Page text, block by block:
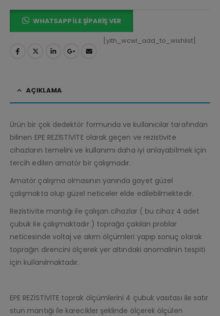
WHATSAPP İLE ŞIPARIŞ VER
[yith_wcwl_add_to_wishlist]
AÇIKLAMA
Ürün bir çok dedektör formunda ve kullanıcılar tarafından
bilinen EPE REZİSTİVİTE olarak geçen ve rezistivite
cihazların temelini ve kullanımı daha iyi anlayabilmek için
tercih edilen amatör bir çalışmadır.
Amatör çalışma olmasının yanında gayet güzel
çalışmakta olup güzel neticeler elde edilebilmektedir.
Rezistivite mantığı ile çalışan cihazlar ( bu cihaz 4 adet
çubuk ile çalışmaktadır ) toprağa çakılan problar
neticesinde voltaj ve akım ölçümleri yapıp sonuç olarak
toprağın direncini ölçerek yer altındaki anomalinin tespiti
için kullanılmaktadır.
EPE REZİSTİVİTE toprak ölçümlerini 4 çubuk vasıtası ile satır
stun mantığı ile karecikler şeklinde ölçerek ölçülen